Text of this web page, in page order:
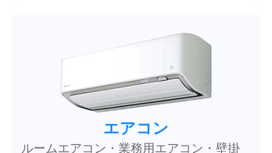
エアコン
ルームエアコン・業務用エアコン・壁掛